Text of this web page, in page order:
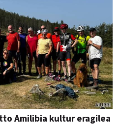
Amilibia kultur eragilea